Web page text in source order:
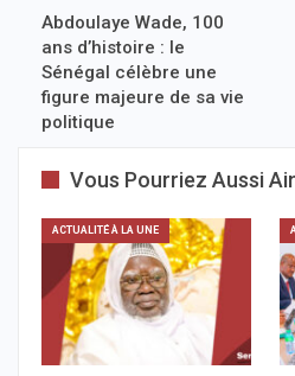
Abdoulaye Wade, 100
ans d’histoire : le
Sénégal célèbre une
figure majeure de sa vie
politique
Vous Pourriez Aussi
ACTUALITÉ À LA UNE